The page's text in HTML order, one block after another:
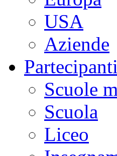
USA
Aziende
Partecipanti
Scuole
Scuola
Liceo